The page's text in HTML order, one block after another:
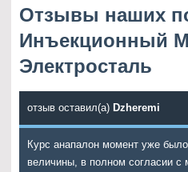
Отзывы наших
Инъекционный
Электросталь
отзыв оставил(а) Dzheremi
Курс анапалон момент уже
величины, в полном согласии с